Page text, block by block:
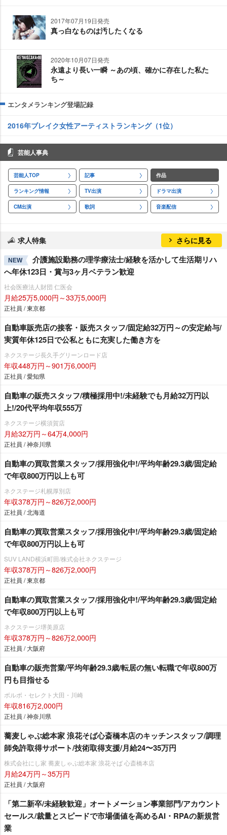
2017年07月19日発売
真っ白なものは汚したくなる
2020年10月07日発売
永遠より長い一瞬 ～あの頃、確かに存在した私た
ち～
エンタメランキング登場記録
2016年ブレイク女性アーティストランキング（1位）
芸能人事典
芸能人TOP 記事 作品
ランキング情報 TV出演 ドラマ出演
CM出演 歌詞 音楽配信
求人特集 さらに見る
NEW
介護施設勤務の理学療法士/経験を活かして生活期リハ
へ年休123日・賞与3ヶ月ベテラン歓迎
社会医療法人財団 仁医会
月給25万5,000円～33万5,000円
正社員 / 東京都
自動車販売店の接客・販売スタッフ/固定給32万円～の安定給与/
実質年休125日で公私ともに充実した働き方を
ネクステージ⾧久手グリーンロード店
年収448万円～901万6,000円
正社員 / 愛知県
自動車の販売スタッフ/積極採用中!/未経験でも月給32万円以
上!/20代平均年収555万
ネクステージ横須賀店
月給32万円～64万4,000円
正社員 / 神奈川県
自動車の買取営業スタッフ/採用強化中!/平均年齢29.3歳/固定給
で年収800万円以上も可
ネクステージ札幌厚別店
年収378万円～826万2,000円
正社員 / 北海道
自動車の買取営業スタッフ/採用強化中!/平均年齢29.3歳/固定給
で年収800万円以上も可
SUV LAND横浜町田/株式会社ネクステージ
年収378万円～826万2,000円
正社員 / 東京都
自動車の買取営業スタッフ/採用強化中!/平均年齢29.3歳/固定給
で年収800万円以上も可
ネクステージ堺美原店
年収378万円～826万2,000円
正社員 / 大阪府
自動車の販売営業/平均年齢29.3歳/転居の無い転職で年収800万
円も目指せる
ボルボ・セレクト大田・川崎
年収816万2,000円
正社員 / 神奈川県
蕎麦しゃぶ総本家 浪花そば心斎橋本店のキッチンスタッフ/調理
師免許取得サポート/技術取得支援/月給24〜35万円
株式会社にし家 蕎麦しゃぶ総本家 浪花そば 心斎橋本店
月給24万円～35万円
正社員 / 大阪府
「第二新卒/未経験歓迎」オートメーション事業部門/アカウント
セールス/裁量とスピードで市場価値を高めるAI・RPAの新規営
業